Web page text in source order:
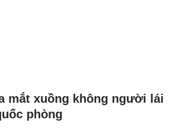
mắt xuồng không người lái
phòng